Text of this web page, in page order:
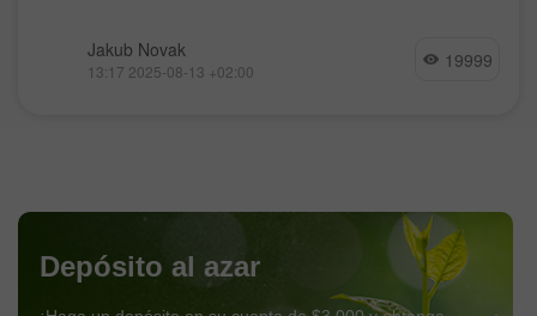
Jakub Novak
13:17 2025-08-13 +02:00 19999
Depósito al azar